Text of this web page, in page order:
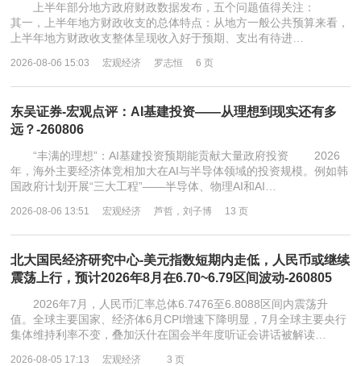
上半年部分地方政府财政数据发布，五个问题值得关注：
其一，上半年地方财政收支的总体特点：从地方一般公共预算来看，
上半年地方财政收支整体呈现收入好于预期、支出有待进…
2026-08-06 15:03 宏观经济 罗志恒 6 页
东吴证券-宏观点评：AI基建投资——从理想到现实还有多
远？-260806
“丰满的理想”：AI基建投资预期能贡献大量政府投资 2026
年，海外主要经济体竞相加大在AI与半导体领域的投资规模。例如韩
国政府计划开展“三大工程”——半导体、物理AI和AI…
2026-08-06 13:51 宏观经济 芦哲，刘子博 13 页
北大国民经济研究中心-美元指数短期内走低，人民币或继续
震荡上行，预计2026年8月在6.70~6.79区间波动-260805
2026年7月，人民币汇率总体6.7476至6.8088区间内震荡升
值。全球主要国家、经济体6月CPI增速下降明显，7月全球主要央行
集体维持利率不变，叠加沃什在国会半年度听证会讲话被解读…
2026-08-05 17:13 宏观经济 3 页